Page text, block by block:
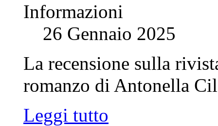
Informazioni
26 Gennaio 2025
La recensione sulla
romanzo di Antonella
Leggi tutto